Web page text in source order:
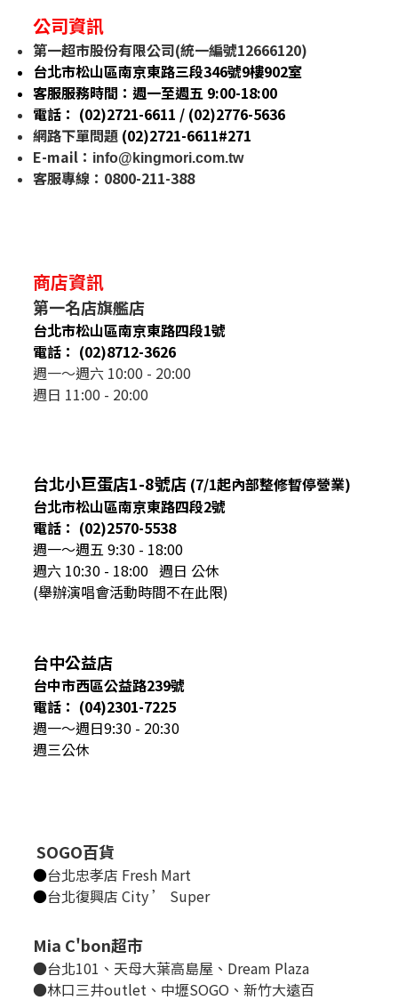
公司資訊
第一超市股份有限公司(統一編號12666120)
台北市松山區南京東路三段346號9樓902室
客服服務時間：週一至週五 9:00-18:00
電話： (02)2721-6611 / (02)2776-5636
網路下單問題 (02)2721-6611#271
E-mail ： info@kingmori.com.tw
客服專線：0800-211-388
商店資訊
第一名店旗艦店
台北市松山區南京東路四段1號
電話： (02)8712-3626
週一～週六 10:00 - 20:00
週日 11:00 - 20:00
台北小巨蛋店1-8號店 (7/1起內部整修暫停營業)
台北市松山區南京東路四段2號
電話： (02)2570-5538
週一～週五 9:30 - 18:00
週六 10:30 - 18:00 週日 公休
(舉辦演唱會活動時間不在此限)
台中公益店
台中市西區公益路239號
電話： (04)2301-7225
週一～週日9:30 - 20:30
週三公休
SOGO百貨
●台北忠孝店 Fresh Mart
●台北復興店 City ’ Super
Mia C'bon超市
●台北101、天母大葉高島屋、Dream Plaza
●林口三井outlet、中壢SOGO、新竹大遠百